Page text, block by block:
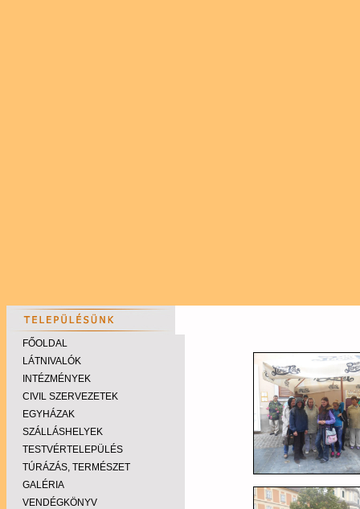
FŐOLDAL
LÁTNIVALÓK
INTÉZMÉNYEK
CIVIL SZERVEZETEK
EGYHÁZAK
SZÁLLÁSHELYEK
TESTVÉRTELEPÜLÉS
TÚRÁZÁS, TERMÉSZET
GALÉRIA
VENDÉGKÖNYV